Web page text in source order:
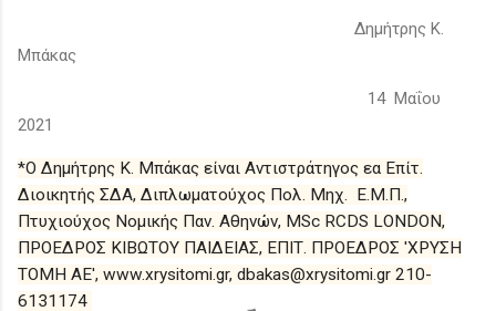
Δημήτρης Κ.
Μπάκας
14 Μαΐου
2021
*Ο Δημήτρης Κ. Μπάκας είναι Αντιστράτηγος εα Επίτ.
Διοικητής ΣΔΑ, Διπλωματούχος Πολ. Μηχ. Ε.Μ.Π.,
Πτυχιούχος Νομικής Παν. Αθηνών, MSc RCDS LONDON,
ΠΡΟΕΔΡΟΣ ΚΙΒΩΤΟΥ ΠΑΙΔΕΙΑΣ, ΕΠΙΤ. ΠΡΟΕΔΡΟΣ 'ΧΡΥΣΗ
ΤΟΜΗ ΑΕ', www.xrysitomi.gr, dbakas@xrysitomi.gr 210-
6131174